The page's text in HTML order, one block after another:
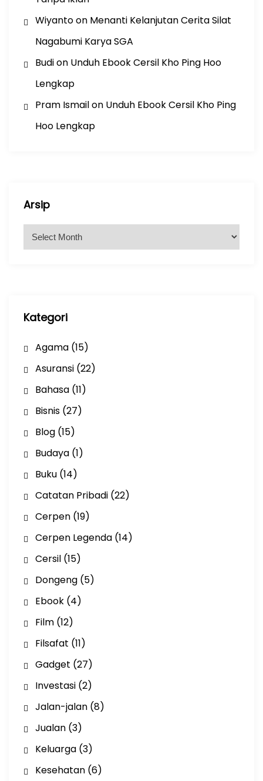
Wiyantoon Menanti Kelanjutan Cerita Silat
Nagabumi Karya SGA
Budion Unduh Ebook Cersil Kho Ping Hoo
Lengkap
Pram Ismailon Unduh Ebook Cersil Kho Ping
Hoo Lengkap
Arsip
Kategori
Agama(15)
Asuransi(22)
Bahasa(11)
Bisnis(27)
Blog(15)
Budaya(1)
Buku(14)
Catatan Pribadi(22)
Cerpen(19)
Cerpen Legenda(14)
Cersil(15)
Dongeng(5)
Ebook(4)
Film(12)
Filsafat (11)
Gadget (27)
Investasi(2)
Jalan-jalan(8)
Jualan(3)
Keluarga(3)
Kesehatan(6)